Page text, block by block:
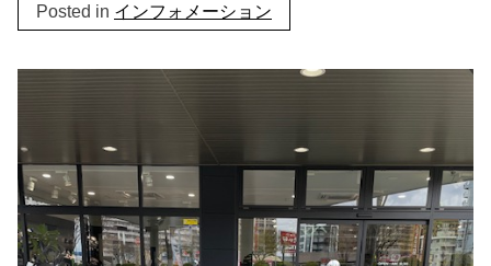
Posted in インフォメーション